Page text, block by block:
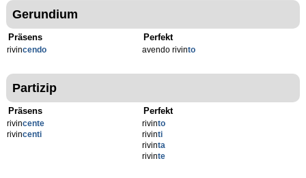
Gerundium
Präsens
rivincendo
Perfekt
avendo rivinto
Partizip
Präsens
rivincente
rivincenti
Perfekt
rivinto
rivinti
rivinta
rivinte